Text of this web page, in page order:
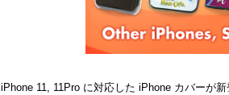
iPhone 11, 11Pro に対応した iPhone カバーが